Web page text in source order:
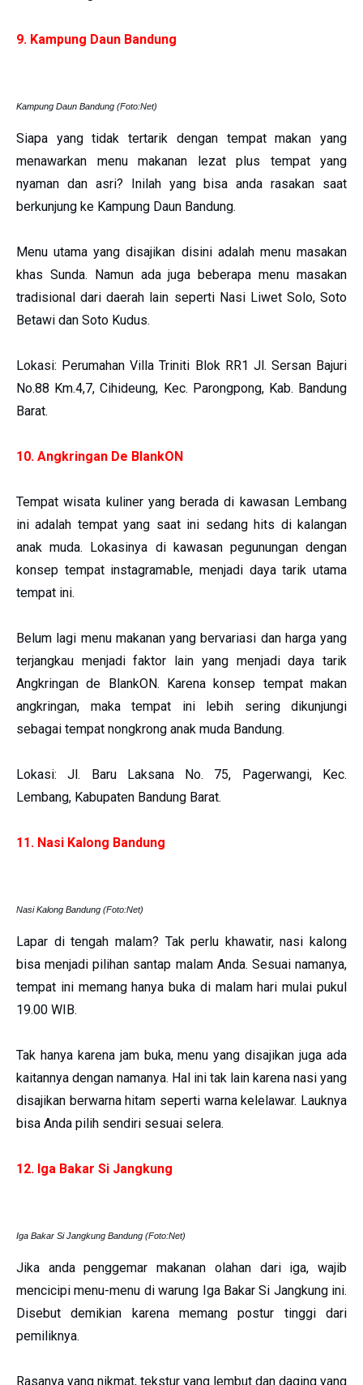
9. Kampung Daun Bandung
Kampung Daun Bandung (Foto:Net)
Siapa yang tidak tertarik dengan tempat makan yang
menawarkan menu makanan lezat plus tempat yang
nyaman dan asri? Inilah yang bisa anda rasakan saat
berkunjung ke Kampung Daun Bandung.
Menu utama yang disajikan disini adalah menu masakan
khas Sunda. Namun ada juga beberapa menu masakan
tradisional dari daerah lain seperti Nasi Liwet Solo, Soto
Betawi dan Soto Kudus.
Lokasi: Perumahan Villa Triniti Blok RR1 Jl. Sersan Bajuri
No.88 Km.4,7, Cihideung, Kec. Parongpong, Kab. Bandung
Barat.
10. Angkringan De BlankON
Tempat wisata kuliner yang berada di kawasan Lembang
ini adalah tempat yang saat ini sedang hits di kalangan
anak muda. Lokasinya di kawasan pegunungan dengan
konsep tempat instagramable, menjadi daya tarik utama
tempat ini.
Belum lagi menu makanan yang bervariasi dan harga yang
terjangkau menjadi faktor lain yang menjadi daya tarik
Angkringan de BlankON. Karena konsep tempat makan
angkringan, maka tempat ini lebih sering dikunjungi
sebagai tempat nongkrong anak muda Bandung.
Lokasi: Jl. Baru Laksana No. 75, Pagerwangi, Kec.
Lembang, Kabupaten Bandung Barat.
11. Nasi Kalong Bandung
Nasi Kalong Bandung (Foto:Net)
Lapar di tengah malam? Tak perlu khawatir, nasi kalong
bisa menjadi pilihan santap malam Anda. Sesuai namanya,
tempat ini memang hanya buka di malam hari mulai pukul
19.00 WIB.
Tak hanya karena jam buka, menu yang disajikan juga ada
kaitannya dengan namanya. Hal ini tak lain karena nasi yang
disajikan berwarna hitam seperti warna kelelawar. Lauknya
bisa Anda pilih sendiri sesuai selera.
12. Iga Bakar Si Jangkung
Iga Bakar Si Jangkung Bandung (Foto:Net)
Jika anda penggemar makanan olahan dari iga, wajib
mencicipi menu-menu di warung Iga Bakar Si Jangkung ini.
Disebut demikian karena memang postur tinggi dari
pemiliknya.
Rasanya yang nikmat, tekstur yang lembut dan daging yang